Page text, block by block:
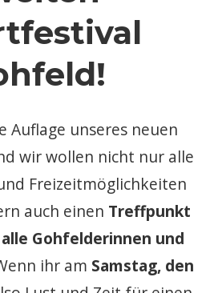
Auflage unseres neuen
wir wollen nicht nur alle
Freizeitmöglichkeiten
auch einen Treffpunkt
Gohfelderinnen und
ihr am Samstag, den